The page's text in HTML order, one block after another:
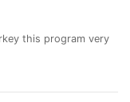
this program very